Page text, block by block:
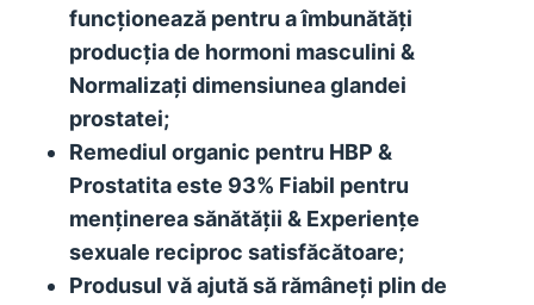
funcționează pentru a îmbunătăți
producția de hormoni masculini &
Normalizați dimensiunea glandei
prostatei;
Remediul organic pentru HBP &
Prostatita este 93% Fiabil pentru
menținerea sănătății & Experiențe
sexuale reciproc satisfăcătoare;
Produsul vă ajută să rămâneți plin de